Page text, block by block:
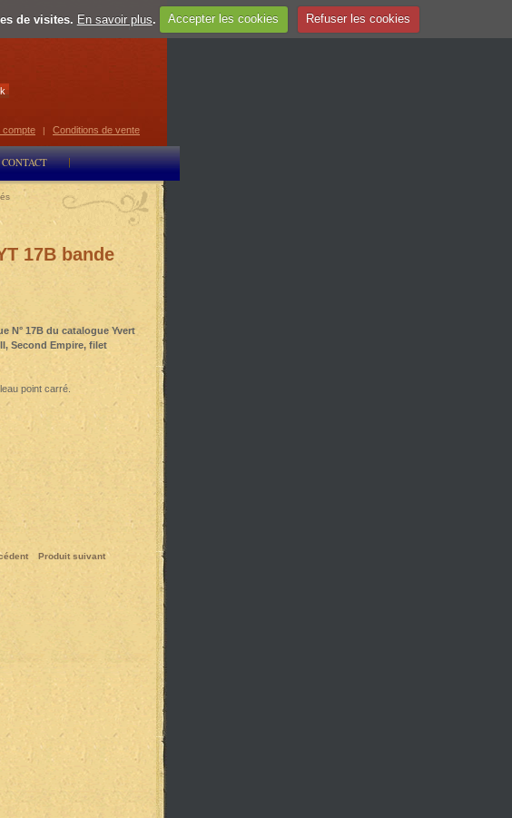
de visites. En savoir plus. Accepter les cookies Refuser les cookies
Select Language ▼
CONTACT
compte | Conditions de vente
17B bande
N° 17B du catalogue Yvert
Second Empire, filet
point carré.
Produit suivant